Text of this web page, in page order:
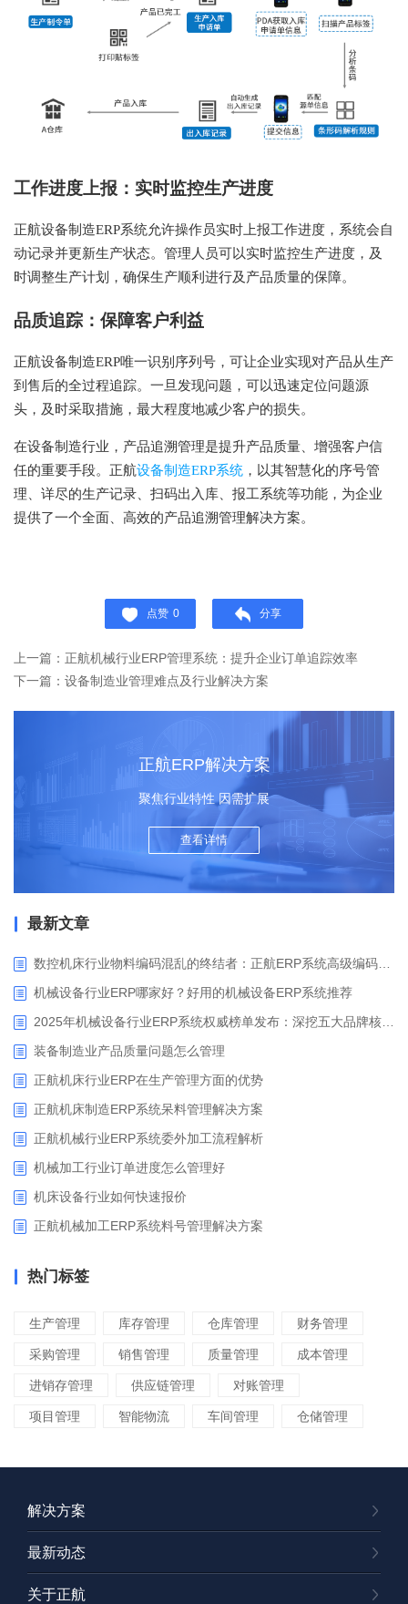
工作进度上报：实时监控生产进度
正航设备制造ERP系统允许操作员实时上报工作进度，系统会自
动记录并更新生产状态。管理人员可以实时监控生产进度，及
时调整生产计划，确保生产顺利进行及产品质量的保障。
品质追踪：保障客户利益
正航设备制造ERP唯一识别序列号，可让企业实现对产品从生产
到售后的全过程追踪。一旦发现问题，可以迅速定位问题源
头，及时采取措施，最大程度地减少客户的损失。
在设备制造行业，产品追溯管理是提升产品质量、增强客户信
任的重要手段。正航设备制造ERP系统 ，以其智慧化的序号管
理、详尽的生产记录、扫码出入库、报工系统等功能，为企业
提供了一个全面、高效的产品追溯管理解决方案。
点赞 0 分享
上一篇：​正航机械行业ERP管理系统：提升企业订单追踪效率
下一篇：设备制造业管理难点及行业解决方案
正航ERP解决方案
聚焦行业特性 因需扩展
查看详情
最新文章
数控机床行业物料编码混乱的终结者：正航ERP系统高级编码管理解决方案
机械设备行业ERP哪家好？好用的机械设备ERP系统推荐
2025年机械设备行业ERP系统权威榜单发布：深挖五大品牌核心价值
装备制造业产品质量问题怎么管理
正航机床行业ERP在生产管理方面的优势
正航机床制造ERP系统呆料管理解决方案
正航机械行业ERP系统委外加工流程解析
机械加工行业订单进度怎么管理好
​机床设备行业如何快速报价
正航机械加工ERP系统料号管理解决方案
热门标签
生产管理 库存管理 仓库管理 财务管理
采购管理 销售管理 质量管理 成本管理
进销存管理 供应链管理 对账管理
项目管理 智能物流 车间管理 仓储管理
解决方案
最新动态
关于正航